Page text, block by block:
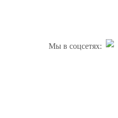
Мы в соцсетях: